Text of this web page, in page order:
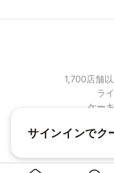
1,700店舗
ラ
ケー
サインインでク